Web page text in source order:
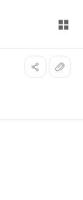
전체